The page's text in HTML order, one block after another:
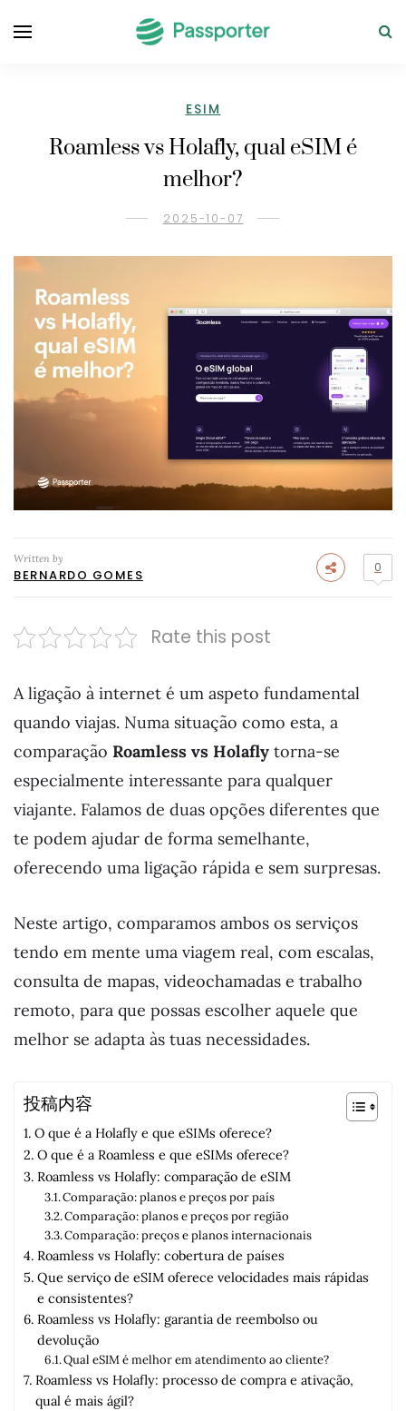
ESIM
Roamless vs Holafly, qual eSIM é
melhor?
2025-10-07
Written by
BERNARDO GOMES 0
Rate this post
A ligação à internet é um aspeto fundamental
quando viajas. Numa situação como esta, a
comparação Roamless vs Holafly torna-se
especialmente interessante para qualquer
viajante. Falamos de duas opções diferentes que
te podem ajudar de forma semelhante,
oferecendo uma ligação rápida e sem surpresas.
Neste artigo, comparamos ambos os serviços
tendo em mente uma viagem real, com escalas,
consulta de mapas, videochamadas e trabalho
remoto, para que possas escolher aquele que
melhor se adapta às tuas necessidades.
投稿内容
O que é a Holafly e que eSIMs oferece?
O que é a Roamless e que eSIMs oferece?
Roamless vs Holafly: comparação de eSIM
Comparação: planos e preços por país
Comparação: planos e preços por região
Comparação: preços e planos internacionais
Roamless vs Holafly: cobertura de países
Que serviço de eSIM oferece velocidades mais rápidas
e consistentes?
Roamless vs Holafly: garantia de reembolso ou
devolução
Qual eSIM é melhor em atendimento ao cliente?
Roamless vs Holafly: processo de compra e ativação,
qual é mais ágil?